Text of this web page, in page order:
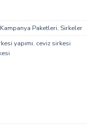
Kampanya Paketleri, Sirkeler
yapımı, ceviz sirkesi